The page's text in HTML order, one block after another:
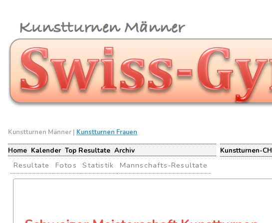
Kunstturnen Männer | Kunstturnen Frauen
Home Kalender Top Resultate Archiv Kunstturnen-CH
Resultate Fotos Statistik Mannschafts-Resultate